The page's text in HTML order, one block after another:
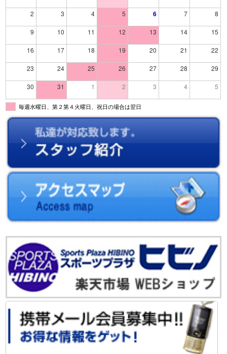
2 3 4 5 6 7 8
9 10 11 12 13 14 15
16 17 18 19 20 21 22
23 24 25 26 27 28 29
30 31 1 2 3 4 5
毎週水曜日、第２第４火曜日、祝日の場合は翌日